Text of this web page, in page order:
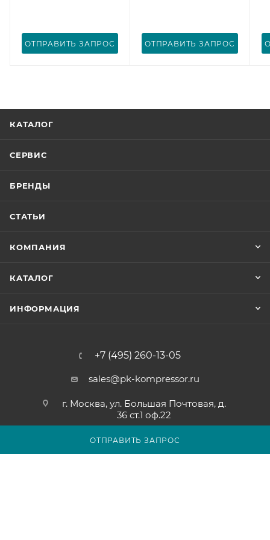
ОТПРАВИТЬ ЗАПРОС
ОТПРАВИТЬ ЗАПРОС ОТПРАВИТЬ ЗАПРОС
КАТАЛОГ
СЕРВИС
БРЕНДЫ
СТАТЬИ
КОМПАНИЯ
КАТАЛОГ
ИНФОРМАЦИЯ
+7 (495) 260-13-05
sales@pk-kompressor.ru
г. Москва, ул. Большая Почтовая, д.
36 ст.1 оф.22